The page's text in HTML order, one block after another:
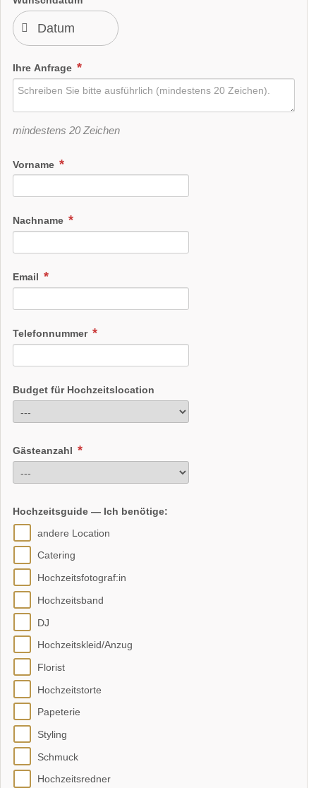
Ihre Anfrage
mindestens 20 Zeichen
Vorname
Nachname
Email
Telefonnummer
Budget für Hochzeitslocation
Gästeanzahl
Hochzeitsguide — Ich benötige:
andere Location
Catering
Hochzeitsfotograf:in
Hochzeitsband
DJ
Hochzeitskleid/Anzug
Florist
Hochzeitstorte
Papeterie
Styling
Schmuck
Hochzeitsredner